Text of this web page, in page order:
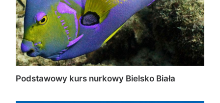
Podstawowy kurs nurkowy Bielsko Biała